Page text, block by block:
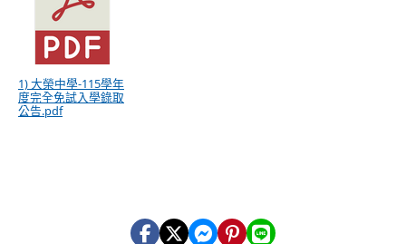
1) 大榮中學-115學年
度完全免試入學錄取
公告.pdf